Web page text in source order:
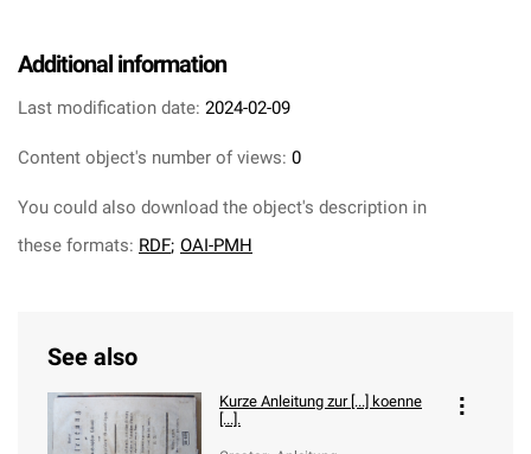
Additional information
Last modification date: 2024-02-09
Content object's number of views: 0
You could also download the object's description in
these formats: RDF; OAI-PMH
See also
Kurze Anleitung zur [...] koenne
[...].